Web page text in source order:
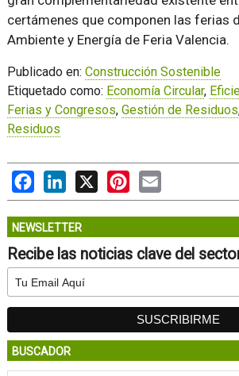
certámenes que componen las ferias
Ambiente y Energía de Feria Valencia.
Publicado en: Construcción Sostenible
Etiquetado como: Economía Circular,
Ferias y Congresos, Gestión de Residuos
Residuos
FacebookLinkedIn
X PinterestEmail
NEWSLETTER
Recibe las noticias clave del
BUSCADOR